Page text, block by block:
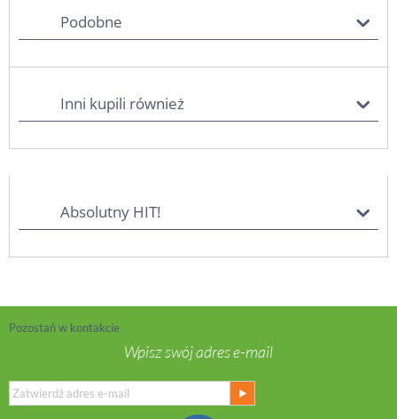
Podobne
Inni kupili również
Absolutny HIT!
Pozostań w kontakcie
Wpisz swój adres e-mail